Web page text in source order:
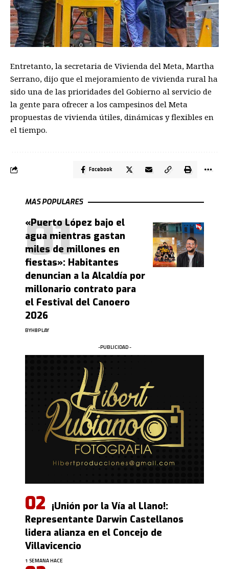
Entretanto, la secretaria de Vivienda del Meta, Martha
Serrano, dijo que el mejoramiento de vivienda rural ha
sido una de las prioridades del Gobierno al servicio de
la gente para ofrecer a los campesinos del Meta
propuestas de vivienda útiles, dinámicas y flexibles en
el tiempo.
Facebook
MAS POPULARES
«Puerto López bajo el
agua mientras gastan
miles de millones en
fiestas»: Habitantes
denuncian a la Alcaldía por
millonario contrato para
el Festival del Canoero
2026
BYHBPLAY
-PUBLICIDAD -
¡Unión por la Vía al Llano!:
Representante Darwin Castellanos
lidera alianza en el Concejo de
Villavicencio
1 SEMANA HACE